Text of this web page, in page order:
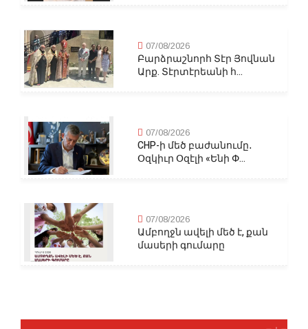
07/08/2026
Բարձրաշնորհ Տէր Յովնան
Արք. Տէրտէրեանի հ...
07/08/2026
CHP-ի մեծ բաժանումը․
Օզկիւր Օզէլի «Ենի Փ...
07/08/2026
Ամբողջն ավելի մեծ է, քան
մասերի գումարը